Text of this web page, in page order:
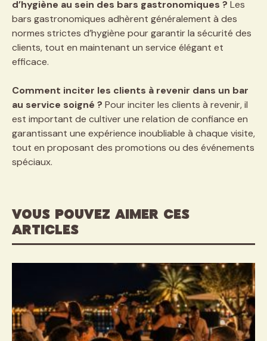
d’hygiène au sein des bars gastronomiques ? Les
bars gastronomiques adhèrent généralement à des
normes strictes d’hygiène pour garantir la sécurité des
clients, tout en maintenant un service élégant et
efficace.
Comment inciter les clients à revenir dans un bar
au service soigné ? Pour inciter les clients à revenir, il
est important de cultiver une relation de confiance en
garantissant une expérience inoubliable à chaque visite,
tout en proposant des promotions ou des événements
spéciaux.
VOUS POUVEZ AIMER CES
ARTICLES